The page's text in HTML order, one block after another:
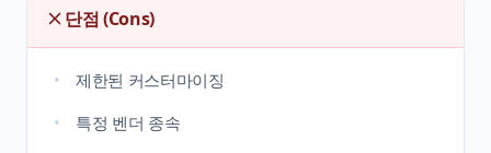
단점 (Cons)
제한된 커스터마이징
특정 벤더 종속